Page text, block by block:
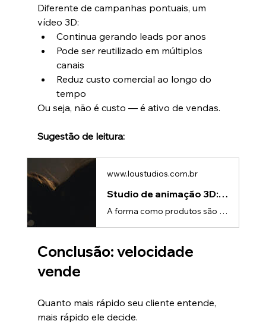
Diferente de campanhas pontuais, um
vídeo 3D:
Continua gerando leads por anos
Pode ser reutilizado em múltiplos
canais
Reduz custo comercial ao longo do
tempo
Ou seja, não é custo — é ativo de vendas.
Sugestão de leitura:
www.loustudios.com.br
Studio de animação 3D: vídeos e realidade aumentada para produtos
A forma como produtos são apresentados está mudando rapidamente.Se antes fotos e vídeos tradicionais eram suficientes, hoje eles já não conseguem transmitir toda a complexidade e valor de produtos tecnológicos.É nesse cenário que um Studio de animação 3D ganha protagonismo — principalmente quando combinado com realidade aumentada.O novo comportamento do consumidorO consumidor atual: • Quer entender rapidamente • Prefere experiências visuais • Busca interatividade • Evita esforço na decisãoIsso c
Conclusão: velocidade
vende
Quanto mais rápido seu cliente entende,
mais rápido ele decide.